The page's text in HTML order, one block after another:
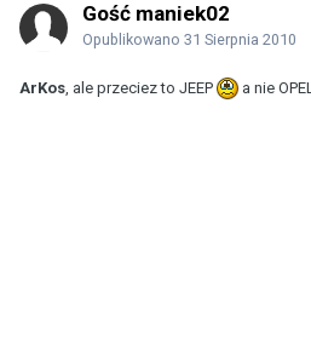
Gość maniek02
Opublikowano 31 Sierpnia 2010
ArKos , ale przeciez to JEEP a nie OPEL